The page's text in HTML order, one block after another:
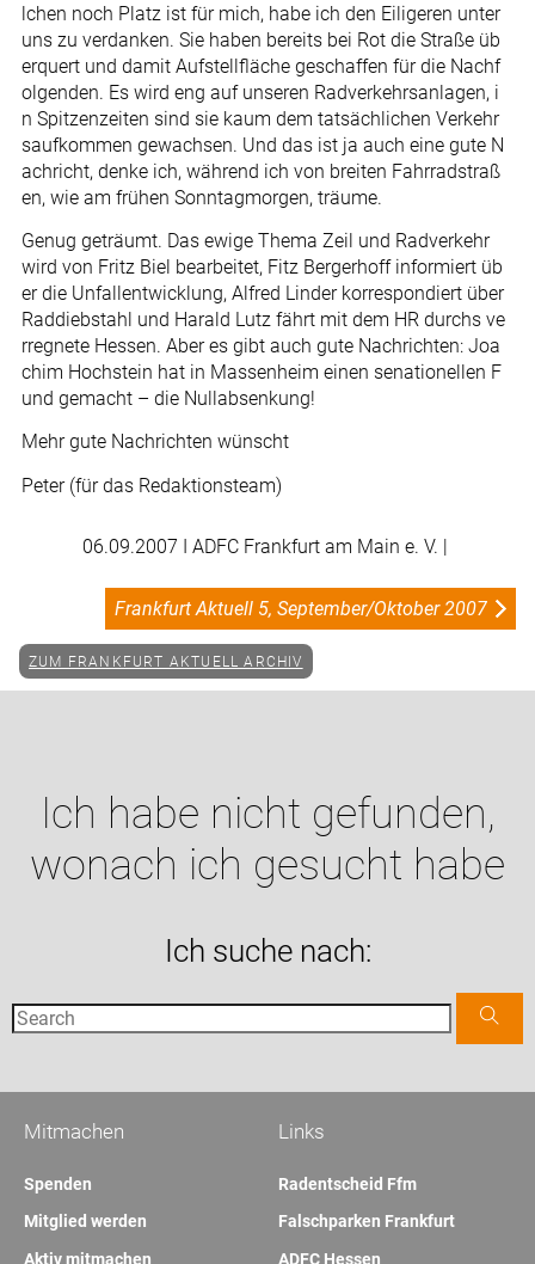
lchen noch Platz ist für mich, habe ich den Eiligeren unter
uns zu verdanken. Sie haben bereits bei Rot die Straße üb
erquert und damit Aufstellfläche geschaffen für die Nachf
olgenden. Es wird eng auf unseren Radverkehrsanlagen, i
n Spitzenzeiten sind sie kaum dem tatsächlichen Verkehr
saufkommen gewachsen. Und das ist ja auch eine gute N
achricht, denke ich, während ich von breiten Fahrradstraß
en, wie am frühen Sonntagmorgen, träume.
Genug geträumt. Das ewige Thema Zeil und Radverkehr
wird von Fritz Biel bearbeitet, Fitz Bergerhoff informiert üb
er die Unfallentwicklung, Alfred Linder korrespondiert über
Raddiebstahl und Harald Lutz fährt mit dem HR durchs ve
rregnete Hessen. Aber es gibt auch gute Nachrichten: Joa
chim Hochstein hat in Massenheim einen senationellen F
und gemacht – die Nullabsenkung!
Mehr gute Nachrichten wünscht
Peter (für das Redaktionsteam)
06.09.2007 I ADFC Frankfurt am Main e. V. |
Frankfurt Aktuell 5, September/Oktober 2007
ZUM FRANKFURT AKTUELL ARCHIV
Ich habe nicht gefunden,
wonach ich gesucht habe
Ich suche nach:
Links
Radentscheid Ffm
Falschparken Frankfurt
ADFC Hessen
Mitmachen
Spenden
Mitglied werden
Aktiv mitmachen